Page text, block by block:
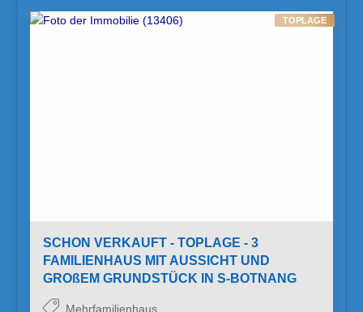
SCHON VERKAUFT - TOPLAGE - 3
FAMILIENHAUS MIT AUSSICHT UND
GROßEM GRUNDSTÜCK IN S-BOTNANG
Mehrfamilienhaus
TOPLAGE